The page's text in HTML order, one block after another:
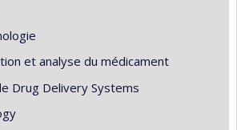
et analyse du médicament
Drug Delivery Systems